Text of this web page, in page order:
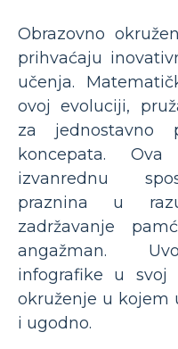
Obrazovno
prihvaćaju
učenja.
ovoj evoluciji,
za jednostavno
koncepata.
izvanrednu
praznina u
zadržavanje
angažman.
infografike u svoj
okruženje u kojem
i ugodno.